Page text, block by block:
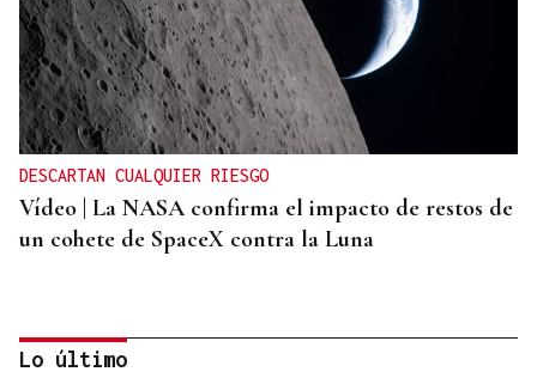
DESCARTAN CUALQUIER RIESGO
Vídeo | La NASA confirma el impacto de restos de
un cohete de SpaceX contra la Luna
Lo último